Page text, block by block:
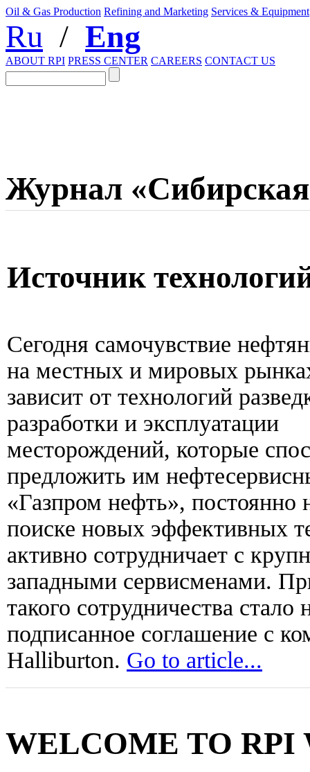
Oil & Gas Production Refining and Marketing Services & Equipment
Ru / Eng
ABOUT RPI PRESS CENTER CAREERS CONTACT US
Журнал
Источник
Сегодня самочувствие
на местных и мировых
зависит от технологий
разработки и эксплуатации
месторождений, которые
предложить им
«Газпром нефть», постоянно
поиске новых эффективных
активно сотрудничает с
западными сервисменами.
такого сотрудничества стало
подписанное соглашение с
Halliburton. Go to article...
WELCOME TO RPI